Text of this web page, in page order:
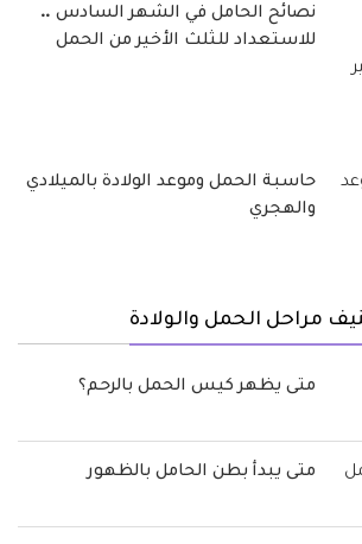
نصائح الحامل في الشهر السادس ..
للاستعداد للثلث الأخير من الحمل
حاسبة الحمل وموعد الولادة بالميلادي
والهجري
مراحل الحمل والولادة
متى يظهر كيس الحمل بالرحم؟
متى يبدأ بطن الحامل بالظهور